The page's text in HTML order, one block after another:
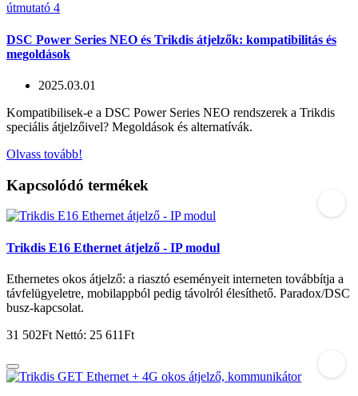
DSC Power Series NEO és Trikdis átjelzők: kompatibilitás és
megoldások
2025.03.01
Kompatibilisek-e a DSC Power Series NEO rendszerek a Trikdis
speciális átjelzőivel? Megoldások és alternatívák.
Olvass tovább!
Kapcsolódó termékek
Trikdis E16 Ethernet átjelző - IP modul
Ethernetes okos átjelző: a riasztó eseményeit interneten továbbítja a
távfelügyeletre, mobilappból pedig távolról élesíthető. Paradox/DSC
busz-kapcsolat.
31 502Ft Nettó: 25 611Ft